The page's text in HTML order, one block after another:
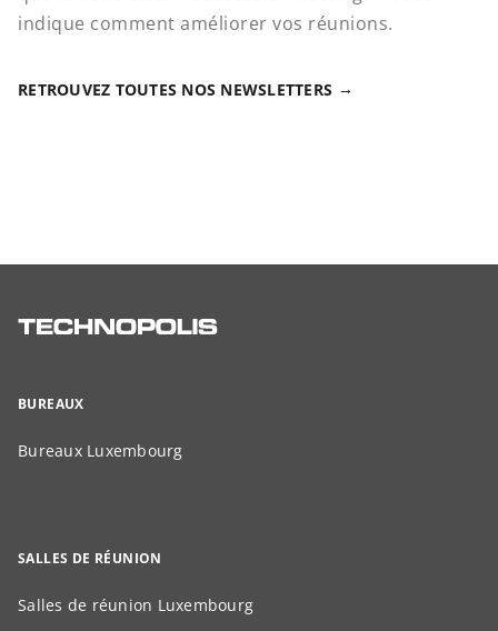
indique comment améliorer vos réunions.
RETROUVEZ TOUTES NOS NEWSLETTERS
BUREAUX
Bureaux Luxembourg
SALLES DE RÉUNION
Salles de réunion Luxembourg